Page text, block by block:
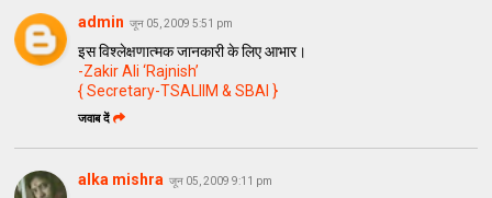
admin जून 05, 2009 5:51 pm
इस विश्लेक्षणात्मक जानकारी के लिए आभार।
-Zakir Ali ‘Rajnish’
{ Secretary-TSALIIM& SBAI }
जवाब दें
alka mishra जून 05, 2009 9:11 pm